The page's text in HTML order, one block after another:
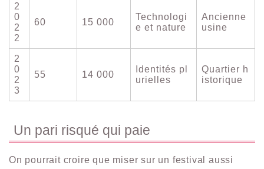
2
0
2
2
60 15 000
Technologi
e et nature
Ancienne
usine
2
0
2
3
55 14 000
Identités pl
urielles
Quartier h
istorique
Un pari risqué qui paie
On pourrait croire que miser sur un festival aussi